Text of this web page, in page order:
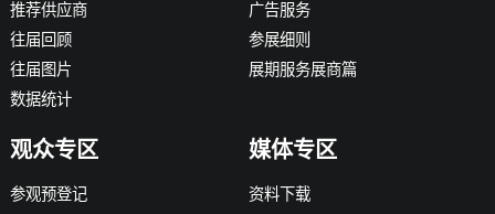
推荐供应商
往届回顾
往届图片
数据统计
广告服务
参展细则
展期服务展商篇
观众专区
参观预登记
媒体专区
资料下载